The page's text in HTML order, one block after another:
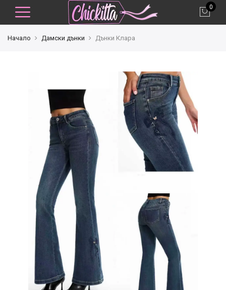
0
Начало Дамски дънки Дънки Клара